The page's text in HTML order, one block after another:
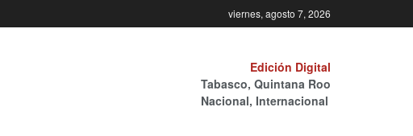
viernes, agosto 7, 2026
Edición Digital
Tabasco, Quintana Roo
Nacional, Internacional